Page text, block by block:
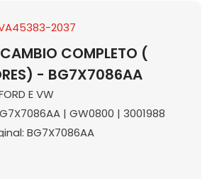
2037
COMPLETO (
- BG7X7086AA
E VW
| GW0800 | 3001988
BG7X7086AA